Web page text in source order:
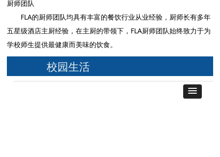
校园生活
厨师团队
FLA的厨师团队均具有丰富的餐饮行业从业经验，厨师长有多年
五星级酒店主厨经验，在主厨的带领下，FLA厨师团队始终致力于为
学校师生提供最健康而美味的饮食。